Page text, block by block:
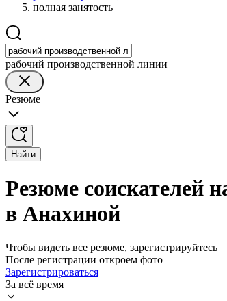
полная занятость
рабочий производственной линии
Резюме
Найти
Резюме соискателей
в Анахиной
Чтобы видеть все резюме, зарегистрируйтесь
После регистрации откроем фото
Зарегистрироваться
За всё время